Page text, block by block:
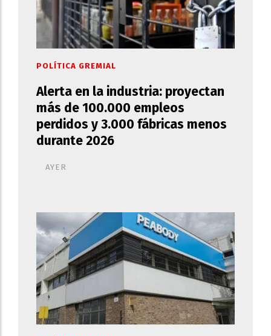
Alerta en la industria: proyectan
más de 100.000 empleos
perdidos y 3.000 fábricas menos
durante 2026
POLÍTICA GREMIAL
AYER